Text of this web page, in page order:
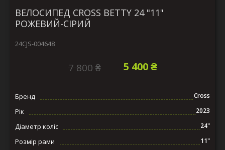
ВЕЛОСИПЕД CROSS BETTY 24 "11"
РОЖЕВИЙ-СІРИЙ
24CJS-004648
5 400 ₴
7 800 ₴
Бренд Cross
Рік 2023
Діаметр коліс 24"
Розмір рами 11"